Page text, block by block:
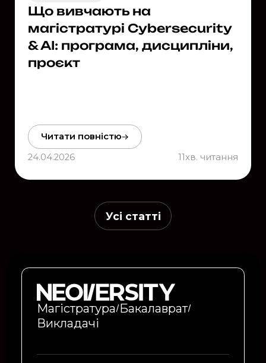
Що вивчають на
магістратурі Cybersecurity
& AI: програма, дисципліни,
проєкт
Читати повністю
24.04.2026
11хв. читання
Усі статті
Магістратура Бакалаврат
Викладачі